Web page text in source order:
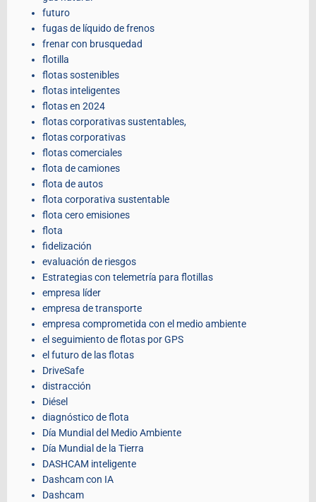
futuro
fugas de líquido de frenos
frenar con brusquedad
flotilla
flotas sostenibles
flotas inteligentes
flotas en 2024
flotas corporativas sustentables,
flotas corporativas
flotas comerciales
flota de camiones
flota de autos
flota corporativa sustentable
flota cero emisiones
flota
fidelización
evaluación de riesgos
Estrategias con telemetría para flotillas
empresa líder
empresa de transporte
empresa comprometida con el medio ambiente
el seguimiento de flotas por GPS
el futuro de las flotas
DriveSafe
distracción
Diésel
diagnóstico de flota
Día Mundial del Medio Ambiente
Día Mundial de la Tierra
DASHCAM inteligente
Dashcam con IA
Dashcam